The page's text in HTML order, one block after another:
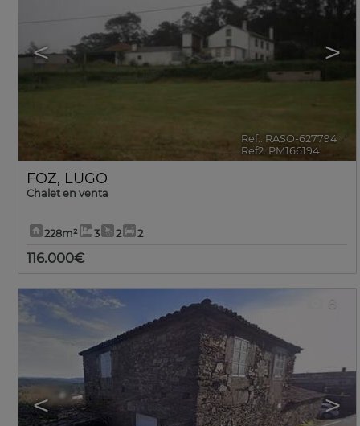
< >
Ref.. RASO-627794 🔗
Ref2. PM166194
FOZ, LUGO
Chalet en venta
228m² 3 2 2
116.000€
< >
8